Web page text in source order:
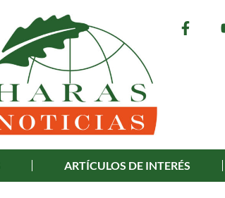
ARTÍCULOS DE INTERÉS